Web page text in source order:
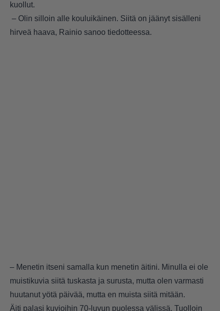
kuollut.
– Olin silloin alle kouluikäinen. Siitä on jäänyt sisälleni
hirveä haava, Rainio sanoo tiedotteessa.
– Menetin itseni samalla kun menetin äitini. Minulla ei ole
muistikuvia siitä tuskasta ja surusta, mutta olen varmasti
huutanut yötä päivää, mutta en muista siitä mitään.
Äiti palasi kuvioihin 70-luvun puolessa välissä. Tuolloin